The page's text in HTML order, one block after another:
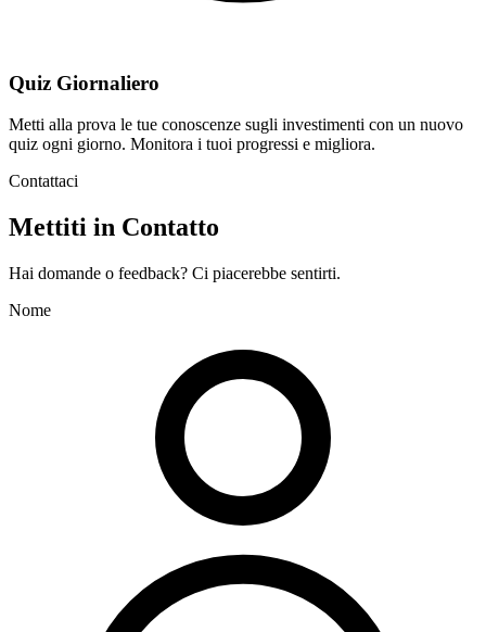
Quiz Giornaliero
Metti alla prova le tue conoscenze sugli investimenti con un nuovo
quiz ogni giorno. Monitora i tuoi progressi e migliora.
Contattaci
Mettiti in Contatto
Hai domande o feedback? Ci piacerebbe sentirti.
Nome